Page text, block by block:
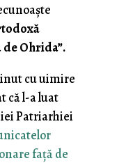
Ohrida”.
cu uimire
că l-a luat
Patriarhiei
față de